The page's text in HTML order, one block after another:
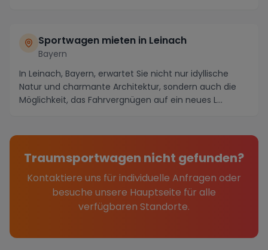
Sportwagen mieten in Leinach
Bayern
In Leinach, Bayern, erwartet Sie nicht nur idyllische
Natur und charmante Architektur, sondern auch die
Möglichkeit, das Fahrvergnügen auf ein neues L...
Traumsportwagen nicht gefunden?
Kontaktiere uns für individuelle Anfragen oder
besuche unsere Hauptseite für alle
verfügbaren Standorte.